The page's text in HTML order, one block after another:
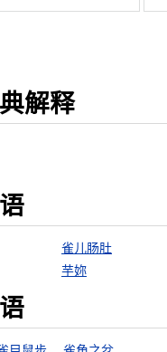
解释
雀儿肠肚
芋妳